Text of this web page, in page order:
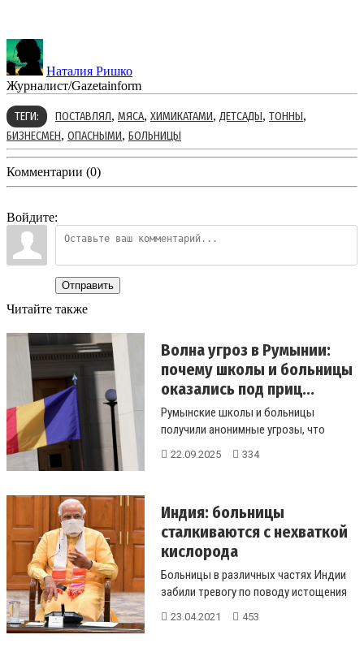
Наталия Ришко
Журналист/Gazetainform
ТЕГИ: ПОСТАВЛЯЛ, МЯСА, ХИМИКАТАМИ, ДЕТСАДЫ, ТОННЫ,
БИЗНЕСМЕН, ОПАСНЫМИ, БОЛЬНИЦЫ
Комментарии (0)
Войдите:
Отправить
Читайте также
Волна угроз в Румынии:
почему школы и больницы
оказались под приц...
Румынские школы и больницы
получили анонимные угрозы, что
вызвало расследование полиции.
22.09.2025 334
Индия: больницы
сталкиваются с нехваткой
кислорода
Больницы в различных частях Индии
забили тревогу по поводу истощения
запасов кислорода для пациентов...
23.04.2021 453